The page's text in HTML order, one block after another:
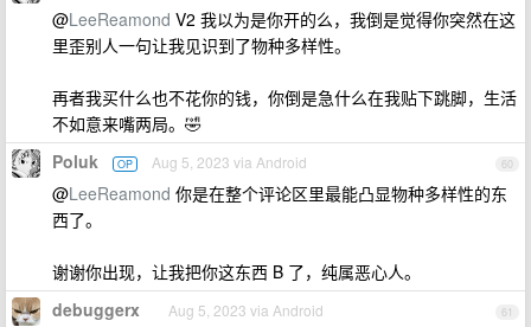
@LeeReamond V2 我以为是你开的么，我倒是觉得你突然在这
里歪别人一句让我见识到了物种多样性。
再者我买什么也不花你的钱，你倒是急什么在我贴下跳脚，生活
不如意来嘴两局。🤣
60
Poluk OP Aug 5, 2023 via Android
@LeeReamond 你是在整个评论区里最能凸显物种多样性的东
西了。
谢谢你出现，让我把你这东西 B 了，纯属恶心人。
61
debuggerx Aug 5, 2023 via Android